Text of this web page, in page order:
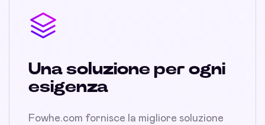
Una soluzione per ogni
esigenza
Fowhe.com fornisce la migliore soluzione